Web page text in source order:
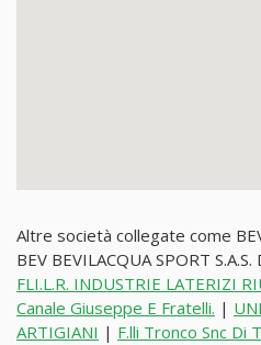
Altre società collegate come
BEV BEVILACQUA SPORT S.A.S.
FLI.L.R. INDUSTRIE LATERIZI
Canale Giuseppe E Fratelli. |
ARTIGIANI | F.lli Tronco Snc Di